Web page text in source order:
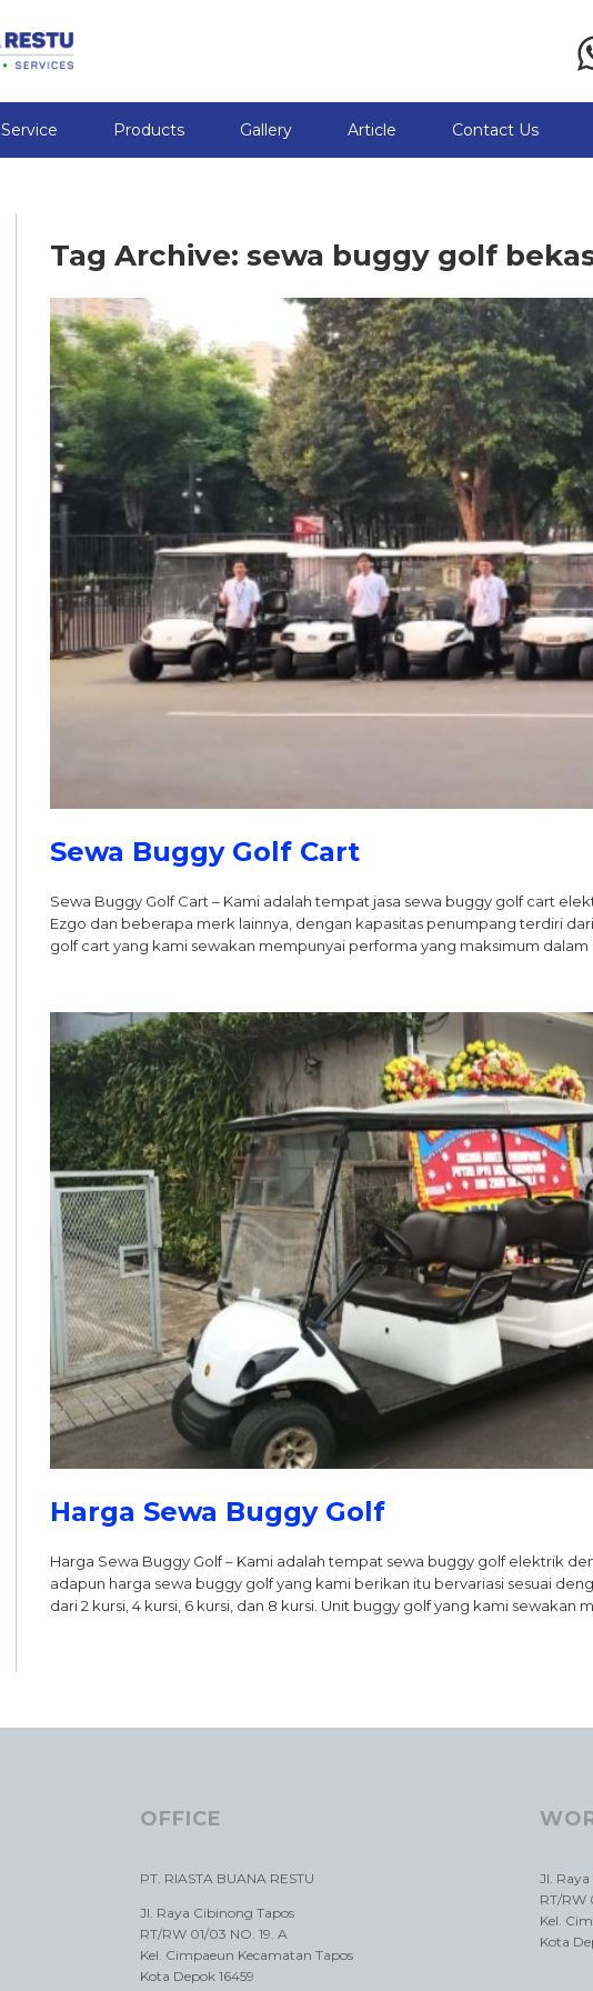
Service Products Gallery Article Contact Us
Tag Archive: sewa buggy golf
Sewa Buggy Golf Cart
Sewa Buggy Golf Cart – Kami adalah tempat jasa sewa buggy golf cart
Ezgo dan beberapa merk lainnya, dengan kapasitas penumpang terdiri dari
golf cart yang kami sewakan mempunyai performa yang maksimum
Harga Sewa Buggy Golf
Harga Sewa Buggy Golf – Kami adalah tempat sewa buggy golf elektrik
adapun harga sewa buggy golf yang kami berikan itu bervariasi sesuai
dari 2 kursi, 4 kursi, 6 kursi, dan 8 kursi. Unit buggy golf yang kami
OFFICE
PT. RIASTA BUANA RESTU
Jl. Raya Cibinong Tapos
RT/RW 01/03 NO. 19. A
Kel. Cimpaeun Kecamatan Tapos
Kota Depok 16459
Jl.
RT/RW
Kel.
Kota